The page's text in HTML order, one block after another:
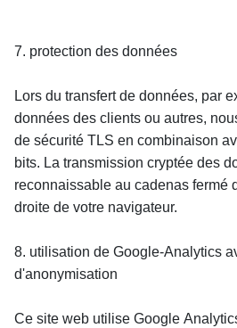
7. protection des données
Lors du transfert de données, par
données des clients ou autres,
de sécurité TLS en combinaison
bits. La transmission cryptée des
reconnaissable au cadenas fermé
droite de votre navigateur.
8. utilisation de Google-Analytics
d'anonymisation
Ce site web utilise Google